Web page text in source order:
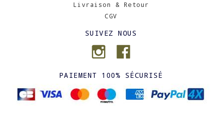
Livraison & Retour
CGV
SUIVEZ NOUS
PAIEMENT 100% SÉCURISÉ